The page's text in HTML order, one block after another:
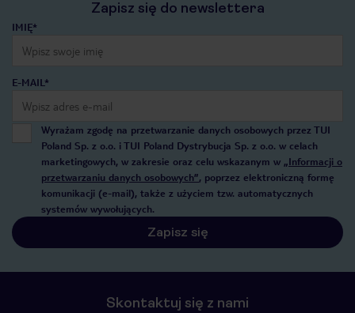
Zapisz się do newslettera
IMIĘ*
E-MAIL*
Wyrażam zgodę na przetwarzanie danych osobowych przez TUI
Poland Sp. z o.o. i TUI Poland Dystrybucja Sp. z o.o. w celach
marketingowych, w zakresie oraz celu wskazanym w „Informacji o
przetwarzaniu danych osobowych”, poprzez elektroniczną formę
komunikacji (e-mail), także z użyciem tzw. automatycznych
systemów wywołujących.
Zapisz się
Skontaktuj się z nami